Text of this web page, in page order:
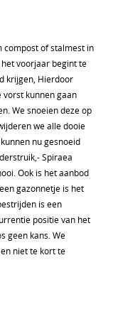
compost of stalmest in
voorjaar begint te
krijgen, Hierdoor
vorst kunnen gaan
We snoeien deze op
we alle dooie
nu gesnoeid
Spiraea
Ook is het aanbod
gazonnetje is het
is een
positie van het
geen kans. We
niet te kort te